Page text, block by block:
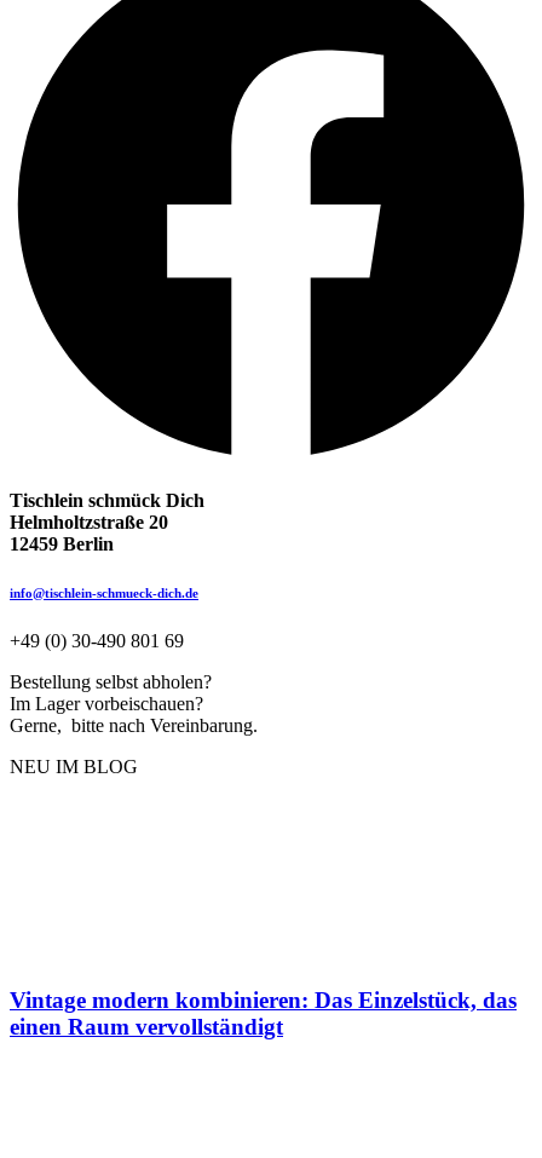
Tischlein schmück Dich
Helmholtzstraße 20
12459 Berlin
info@tischlein-schmueck-dich.de
+49 (0) 30-490 801 69
Bestellung selbst abholen?
Im Lager vorbeischauen?
Gerne, bitte nach Vereinbarung.
NEU IM BLOG
Vintage modern kombinieren: Das Einzelstück, das
einen Raum vervollständigt